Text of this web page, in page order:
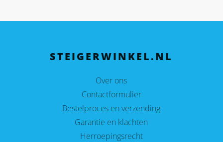
STEIGERWINKEL.NL
Over ons
Contactformulier
Bestelproces en verzending
Garantie en klachten
Herroepingsrecht